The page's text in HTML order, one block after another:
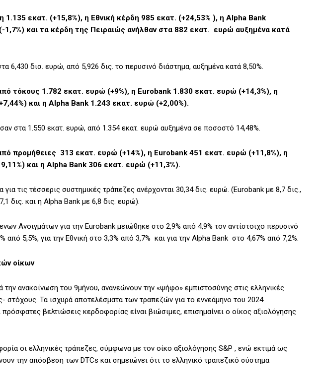
εκατ. (+15,8%), η Εθνική κέρδη 985 εκατ. (+24,53% ), η Alpha Bank
και τα κέρδη της Πειραιώς ανήλθαν στα 882 εκατ. ευρώ αυξημένα κατά
6,430 δισ. ευρώ, από 5,926 δις. το περυσινό διάστημα, αυξημένα κατά 8,50%.
τόκους 1.782 εκατ. ευρώ (+9%), η Eurobank 1.830 εκατ. ευρώ (+14,3%), η
και η Alpha Bank 1.243 εκατ. ευρώ (+2,00%).
στα 1.550 εκατ. ευρώ, από 1.354 εκατ. ευρώ αυξημένα σε ποσοστό 14,48%.
προμήθειες 313 εκατ. ευρώ (+14%), η Eurobank 451 εκατ. ευρώ (+11,8%), η
και η Alpha Bank 306 εκατ. ευρώ (+11,3%).
τις τέσσερις συστημικές τράπεζες ανέρχονται 30,34 δις. ευρώ. (Eurobank με 8,7 δις.,
δις. και η Alpha Bank με 6,8 δις. ευρώ).
Ανοιγμάτων για την Eurobank μειώθηκε στο 2,9% από 4,9% τον αντίστοιχο περυσινό
από 5,5%, για την Εθνική στο 3,3% από 3,7% και για την Alpha Bank στο 4,67% από 7,2%.
οίκων
την ανακοίνωση του 9μήνου, ανανεώνουν την «ψήφο» εμπιστοσύνης στις ελληνικές
στόχους. Τα ισχυρά αποτελέσματα των τραπεζών για το εννεάμηνο του 2024
βελτιώσεις κερδοφορίας είναι βιώσιμες, επισημαίνει ο οίκος αξιολόγησης
οι ελληνικές τράπεζες, σύμφωνα με τον οίκο αξιολόγησης S&P , ενώ εκτιμά ως
την απόσβεση των DTCs και σημειώνει ότι το ελληνικό τραπεζικό σύστημα